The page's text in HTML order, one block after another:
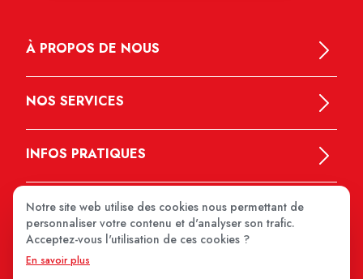
À PROPOS DE NOUS
NOS SERVICES
INFOS PRATIQUES
Notre site web utilise des cookies nous permettant de
personnaliser votre contenu et d'analyser son trafic.
Acceptez-vous l'utilisation de ces cookies ?
En savoir plus